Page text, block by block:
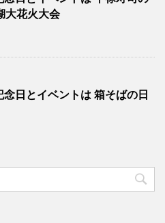
大花火大会
念日とイベントは 箱そばの日